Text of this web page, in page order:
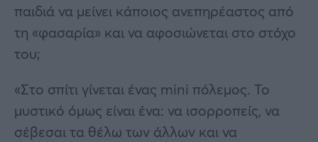
παιδιά να μείνει κάποιος ανεπηρέαστος από
τη «φασαρία» και να αφοσιώνεται στο στόχο
του;
«Στο σπίτι γίνεται ένας mini πόλεμος. Το
μυστικό όμως είναι ένα: να ισορροπείς, να
σέβεσαι τα θέλω των άλλων και να